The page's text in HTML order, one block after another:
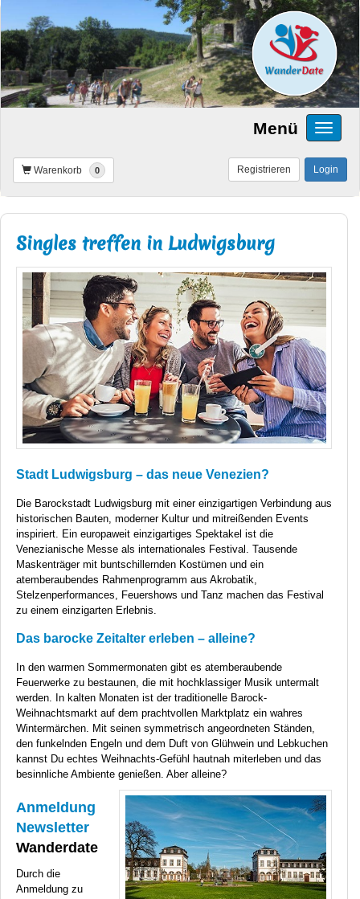
Menü
Warenkorb 0 Login
Registrieren
Singles treffen in Ludwigsburg
Stadt Ludwigsburg – das neue Venezien?
Die Barockstadt Ludwigsburg mit einer einzigartigen Verbindung aus
historischen Bauten, moderner Kultur und mitreißenden Events
inspiriert. Ein europaweit einzigartiges Spektakel ist die
Venezianische Messe als internationales Festival. Tausende
Maskenträger mit buntschillernden Kostümen und ein
atemberaubendes Rahmenprogramm aus Akrobatik,
Stelzenperformances, Feuershows und Tanz machen das Festival
zu einem einzigarten Erlebnis.
Das barocke Zeitalter erleben – alleine?
In den warmen Sommermonaten gibt es atemberaubende
Feuerwerke zu bestaunen, die mit hochklassiger Musik untermalt
werden. In kalten Monaten ist der traditionelle Barock-
Weihnachtsmarkt auf dem prachtvollen Marktplatz ein wahres
Wintermärchen. Mit seinen symmetrisch angeordneten Ständen,
den funkelnden Engeln und dem Duft von Glühwein und Lebkuchen
kannst Du echtes Weihnachts-Gefühl hautnah miterleben und das
besinnliche Ambiente genießen. Aber alleine?
Anmeldung
Newsletter
Wanderdate
Durch die
Anmeldung zu